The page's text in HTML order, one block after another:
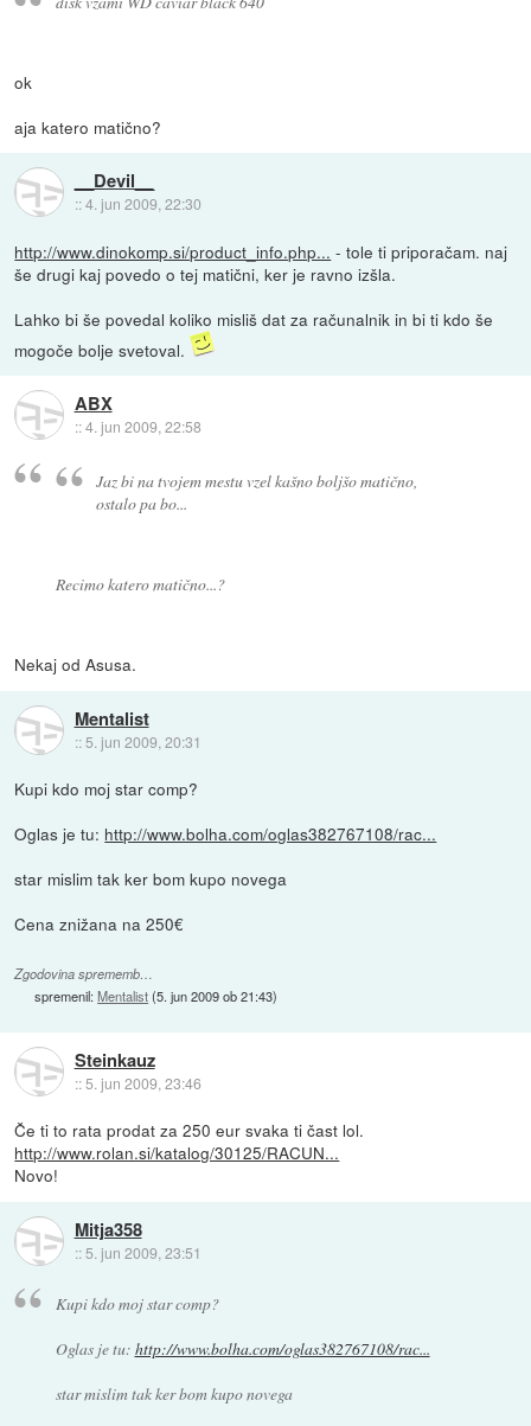
ok
aja katero matično?
__Devil__
::4. jun 2009, 22:30
http://www.dinokomp.si/product_info.php... - tole ti priporačam. naj
še drugi kaj povedo o tej matični, ker je ravno izšla.
Lahko bi še povedal koliko misliš dat za računalnik in bi ti kdo še
mogoče bolje svetoval.
ABX
::4. jun 2009, 22:58
Jaz bi na tvojem mestu vzel kašno boljšo matično,
ostalo pa bo...
Recimo katero matično...?
Nekaj od Asusa.
Mentalist
:: 5. jun 2009, 20:31
Kupi kdo moj star comp?
Oglas je tu: http://www.bolha.com/oglas382767108/rac...
star mislim tak ker bom kupo novega
Cena znižana na 250€
Zgodovina sprememb…
spremenil:Mentalist(5. jun 2009 ob 21:43)
Steinkauz
::5. jun 2009, 23:46
Če ti to rata prodat za 250 eur svaka ti čast lol.
http://www.rolan.si/katalog/30125/RACUN...
Novo!
Mitja358
:: 5. jun 2009, 23:51
Kupi kdo moj star comp?
Oglas je tu: http://www.bolha.com/oglas382767108/rac...
star mislim tak ker bom kupo novega